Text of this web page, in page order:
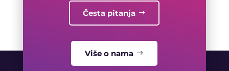
Česta pitanja
Više o nama